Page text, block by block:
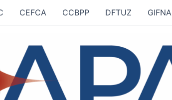
CEFCA CCBPP DFTUZ GIFNA